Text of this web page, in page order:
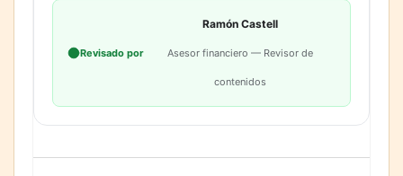
Revisado por
Ramón Castell
Asesor financiero — Revisor de
contenidos